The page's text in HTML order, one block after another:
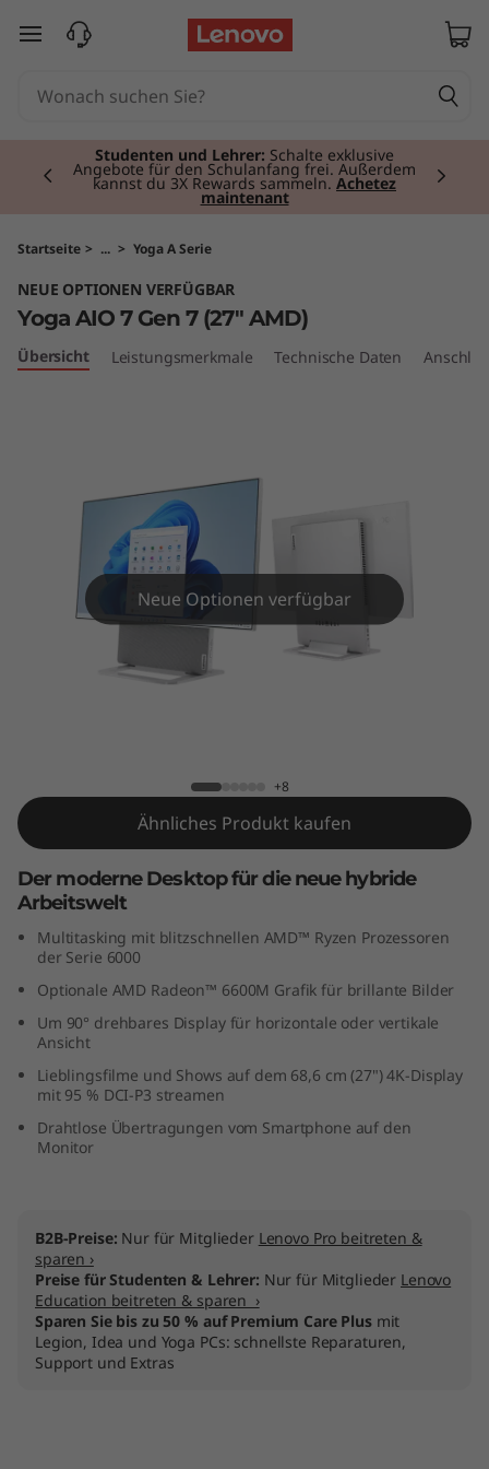
Y
O
7
M
D
zum Hauptinhalt springen
Premium-Tablets IPersönlich, leistungsstark,
mobil.Jetzt Kaufen
Currently displaying item 3 of 3
Startseite > ... > Yoga A Serie
NEUE OPTIONEN VERFÜGBAR
Yoga AIO 7 Gen 7 (27" AMD)
Übersicht Leistungsmerkmale Technische Daten
Neue Optionen verfügbar
+8
Ähnliches Produkt kaufen
Der moderne Desktop für die neue hybride
Arbeitswelt
Multitasking mit blitzschnellen AMD™ Ryzen Prozessoren
der Serie 6000
Optionale AMD Radeon™ 6600M Grafik für brillante Bilder
Um 90° drehbares Display für horizontale oder vertikale
Ansicht
Lieblingsfilme und Shows auf dem 68,6 cm (27") 4K-Display
mit 95 % DCI-P3 streamen
Drahtlose Übertragungen vom Smartphone auf den
Monitor
B2B-Preise: Nur für Mitglieder Lenovo Pro beitreten &
sparen ›
Preise für Studenten & Lehrer: Nur für Mitglieder Lenovo
Education beitreten & sparen ›
Sparen Sie bis zu 50 % auf Premium Care Plusmit
Legion, Idea und Yoga PCs: schnellste Reparaturen,
Support und Extras